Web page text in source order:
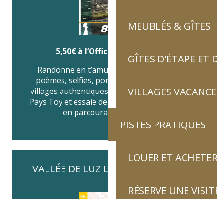
MEUBLÉS & GÎTES
GÎTES D'ÉTAPE ET
VILLAGES
PISTES PRATIQUES
LOUER ET
RÉSERVE UNE
5,50€ à l’Office de tourisme
Randonne en t’amusant (quizz, croquis,
poèmes, selfies, portraits…), explore des
villages authentiques qui font le charme du
Pays Toy et essaie de gagner 1 pass balnéo
en parcourant 5 sentiers.
VALLÉE DE LUZ LACS & SOMMETS